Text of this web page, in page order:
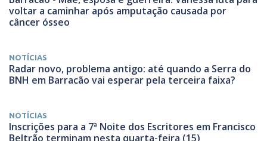
voltar a caminhar após amputação causada por
câncer ósseo
NOTÍCIAS
Radar novo, problema antigo: até quando a Serra do
BNH em Barracão vai esperar pela terceira faixa?
NOTÍCIAS
Inscrições para a 7ª Noite dos Escritores em Francisco
Beltrão terminam nesta quarta-feira (15)